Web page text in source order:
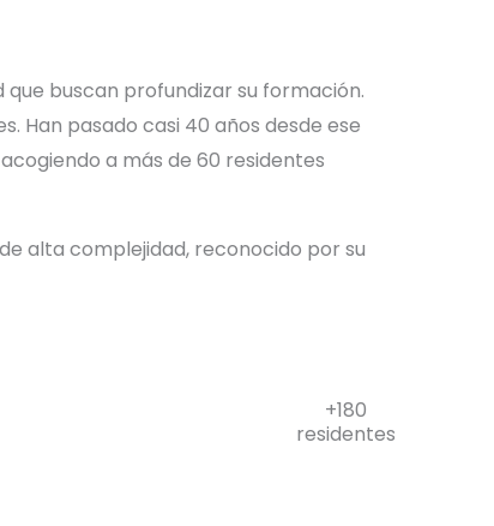
buscan profundizar su formación.
Han pasado casi 40 años desde ese
a más de 60 residentes
alta complejidad, reconocido por su
+180
residentes